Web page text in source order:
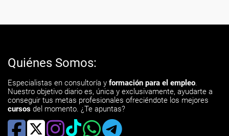
Quiénes Somos:
Especialistas en consultoría y formación para el empleo.
Nuestro objetivo diario es, única y exclusivamente, ayudarte a
conseguir tus metas profesionales ofreciéndote los mejores
cursos del momento. ¿Te apuntas?